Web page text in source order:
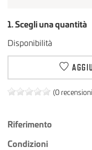
(0
Riferimento
Condizioni
1. Scegli una quantità
Disponibilità